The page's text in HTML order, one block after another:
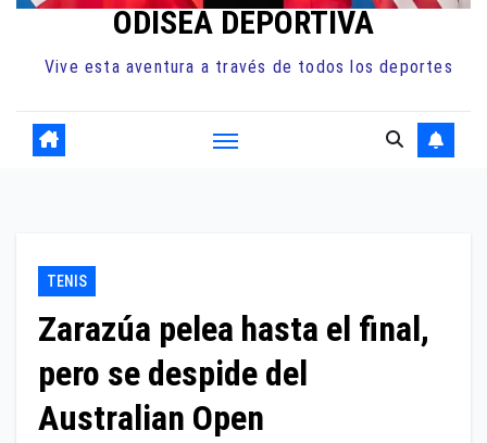
ODISEA DEPORTIVA
Vive esta aventura a través de todos los deportes
TENIS
Zarazúa pelea hasta el final,
pero se despide del
Australian Open